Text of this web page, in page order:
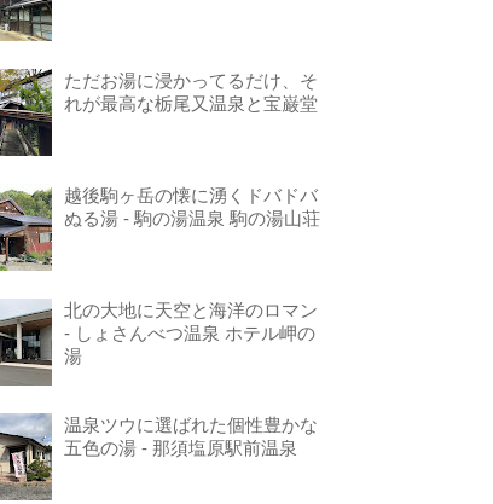
ただお湯に浸かってるだけ、そ
れが最高な栃尾又温泉と宝巌堂
越後駒ヶ岳の懐に湧くドバドバ
ぬる湯 - 駒の湯温泉 駒の湯山荘
北の大地に天空と海洋のロマン
- しょさんべつ温泉 ホテル岬の
湯
温泉ツウに選ばれた個性豊かな
五色の湯 - 那須塩原駅前温泉